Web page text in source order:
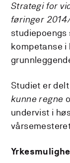
Strategi for
føringer
kompetanse i
Studiet er
kunne regne
undervist i